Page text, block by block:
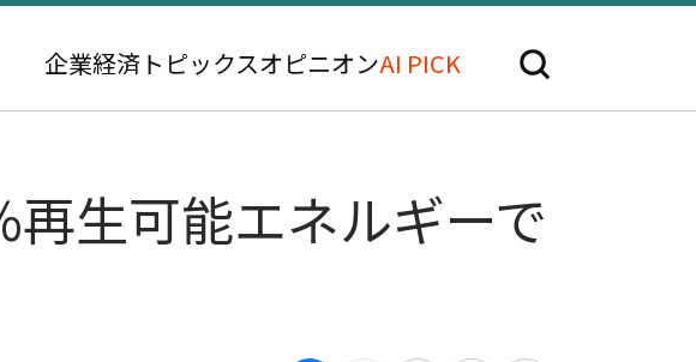
企業経済 トピックスオピニオンAI PICK
生可能エネルギーで